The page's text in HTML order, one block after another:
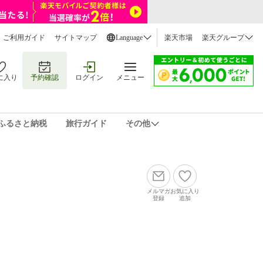
ご利用ガイド サイトマップ Language 楽天市場 楽天グループ
入り 予約確認 ログイン メニュー
るさと納税 旅行ガイド その他
メルマガ
登録
お気に入り
追加